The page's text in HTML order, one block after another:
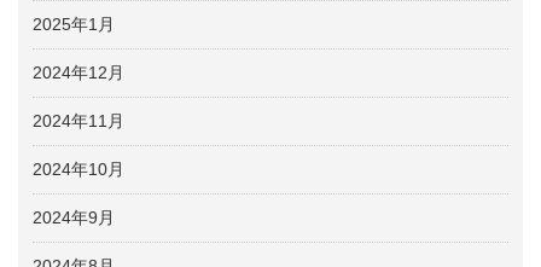
2025年1月
2024年12月
2024年11月
2024年10月
2024年9月